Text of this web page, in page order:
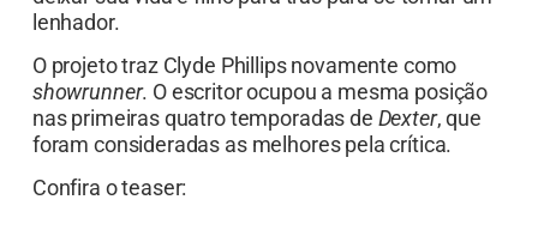
lenhador.
O projeto traz Clyde Phillips novamente como
showrunner. O escritor ocupou a mesma posição
nas primeiras quatro temporadas de Dexter, que
foram consideradas as melhores pela crítica.
Confira o teaser: